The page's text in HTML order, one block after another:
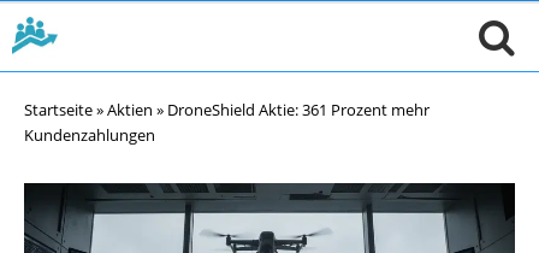
Startseite»Aktien » DroneShield Aktie: 361 Prozent mehr
Kundenzahlungen